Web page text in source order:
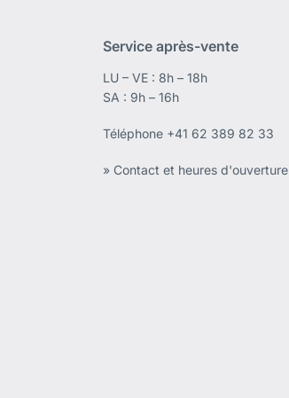
Service après-vente
LU – VE : 8h – 18h
SA : 9h – 16h
Téléphone +41 62 389 82 33
» Contact et heures d'ouverture